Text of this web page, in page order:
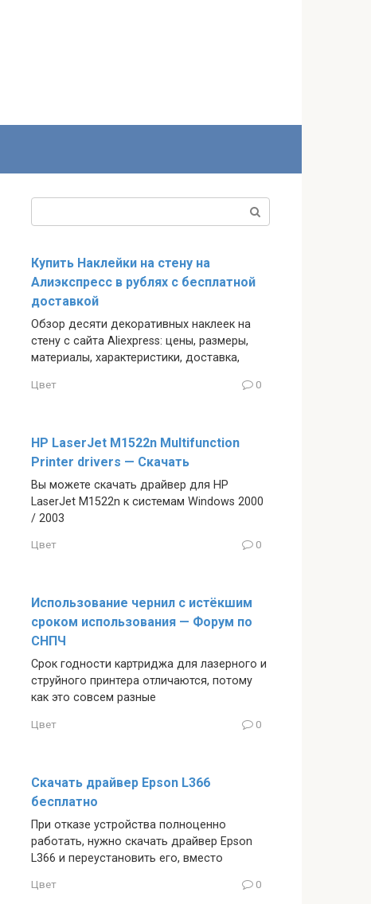
Купить Наклейки на стену на
Алиэкспресс в рублях с бесплатной
доставкой
Обзор десяти декоративных наклеек на
стену с сайта Aliexpress: цены, размеры,
материалы, характеристики, доставка,
Цвет 0
HP LaserJet M1522n Multifunction
Printer drivers — Скачать
Вы можете скачать драйвер для HP
LaserJet M1522n к системам Windows 2000
/ 2003
Цвет 0
Использование чернил с истёкшим
сроком использования — Форум по
СНПЧ
Срок годности картриджа для лазерного и
струйного принтера отличаются, потому
как это совсем разные
Цвет 0
Скачать драйвер Epson L366
бесплатно
При отказе устройства полноценно
работать, нужно скачать драйвер Epson
L366 и переустановить его, вместо
Цвет 0